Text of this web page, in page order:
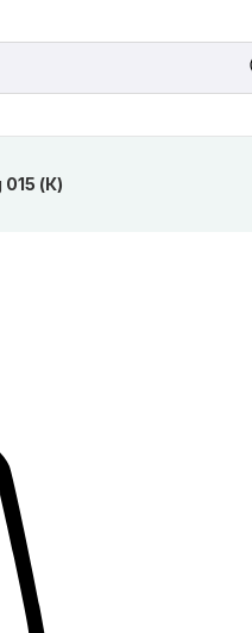
(К)